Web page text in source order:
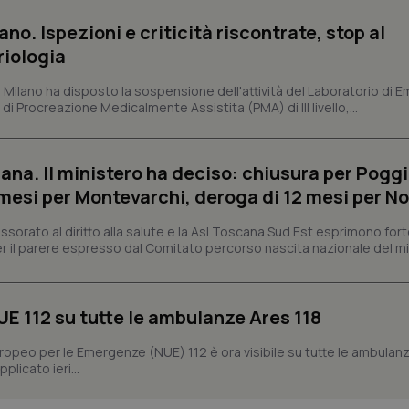
Ispezioni e criticità riscontrate, stop al
Milano ha disposto la sospensione dell'attività del Laboratorio di
Procreazione Medicalmente Assistita (PMA) di III livello,...
Il ministero ha deciso: chiusura per
per Montevarchi, deroga di 12 mesi per
al diritto alla salute e la Asl Toscana Sud Est esprimono
il parere espresso dal Comitato percorso nascita nazionale del
112 su tutte le ambulanze Ares 118
per le Emergenze (NUE) 112 è ora visibile su tutte le
ieri...
YouTube
.youtube.com
5 mesi 4
Questo cookie viene utilizzato
impostazioni sulla privacy,
preferenze siano onorate nelle
settimane
Script.com per ricordare le
dei cookie di Cookie-Script.com
correttamente.
www.quotidianosanita.it
4
2 giorni
Questo cookie è impostato
www.quotidianosanita.it
2 giorni
Google LLC
.quotidianosanita.it
1 anno 1
mese
Questo nome di cookie è
Universal Analytics, che è un
utilizzato da Google. Questo